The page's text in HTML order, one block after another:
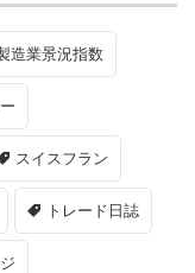
造業景況指数
スイスフラン
トレード日誌